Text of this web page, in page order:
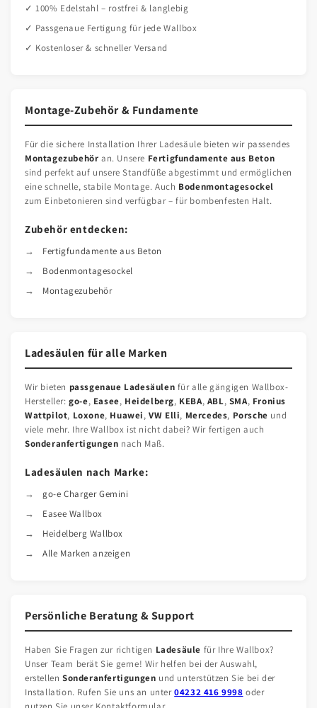
✓ 100% Edelstahl – rostfrei & langlebig
✓ Passgenaue Fertigung für jede Wallbox
✓ Kostenloser & schneller Versand
Montage-Zubehör & Fundamente
Für die sichere Installation Ihrer Ladesäule bieten wir passendes
Montagezubehör an. Unsere Fertigfundamente aus Beton
sind perfekt auf unsere Standfüße abgestimmt und ermöglichen
eine schnelle, stabile Montage. Auch Bodenmontagesockel
zum Einbetonieren sind verfügbar – für bombenfesten Halt.
Zubehör entdecken:
Fertigfundamente aus Beton
Bodenmontagesockel
Montagezubehör
Ladesäulen für alle Marken
Wir bieten passgenaue Ladesäulen für alle gängigen Wallbox-
Hersteller:go-e, Easee, Heidelberg, KEBA, ABL, SMA, Fronius
Wattpilot, Loxone, Huawei,VW Elli, Mercedes, Porsche und
viele mehr. Ihre Wallbox ist nicht dabei? Wir fertigen auch
Sonderanfertigungen nach Maß.
Ladesäulen nach Marke:
go-e Charger Gemini
Easee Wallbox
Heidelberg Wallbox
Alle Marken anzeigen
Persönliche Beratung & Support
Haben Sie Fragen zur richtigen Ladesäule für Ihre Wallbox?
Unser Team berät Sie gerne! Wir helfen bei der Auswahl,
erstellen Sonderanfertigungen und unterstützen Sie bei der
Installation. Rufen Sie uns an unter04232 416 9998 oder